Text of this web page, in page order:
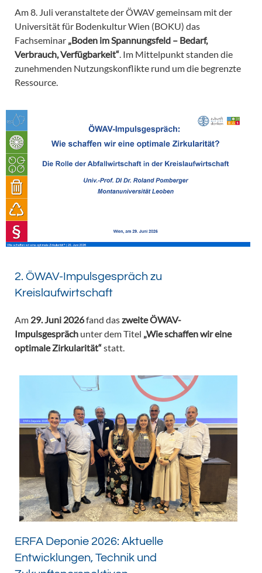
Am 8. Juli veranstaltete der ÖWAV gemeinsam mit der
Universität für Bodenkultur Wien (BOKU) das
Fachseminar „Boden im Spannungsfeld – Bedarf,
Verbrauch, Verfügbarkeit“ . Im Mittelpunkt standen die
zunehmenden Nutzungskonflikte rund um die begrenzte
Ressource.
2. ÖWAV-Impulsgespräch zu
Kreislaufwirtschaft
Am 29. Juni 2026fand daszweite ÖWAV-
Impulsgespräch unter dem Titel „Wie schaffen wir eine
optimale Zirkularität“statt.
ERFA Deponie 2026: Aktuelle
Entwicklungen, Technik und